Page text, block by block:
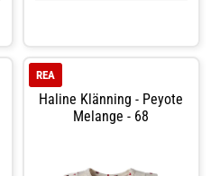
justerbara hängslen med
knappstängning s
Haline Klänning - Peyote
Melange - 68
REA